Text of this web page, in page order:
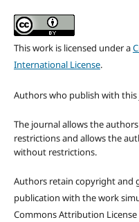
This work is licensed under a
International License.
Authors who publish with
The journal allows the
restrictions and allows the
without restrictions.
Authors retain copyright and
publication with the work
Commons Attribution